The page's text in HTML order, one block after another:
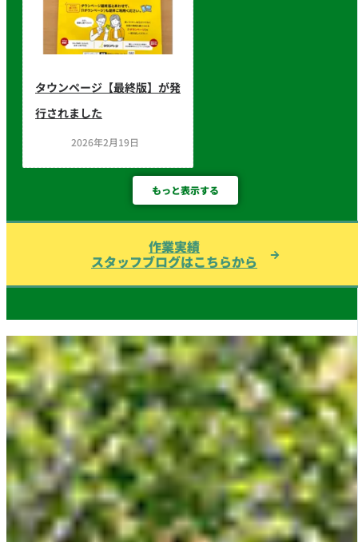
タウンページ【最終版】が発
行されました
2026年2月19日
もっと表示する
作業実績
スタッフブログはこちらから